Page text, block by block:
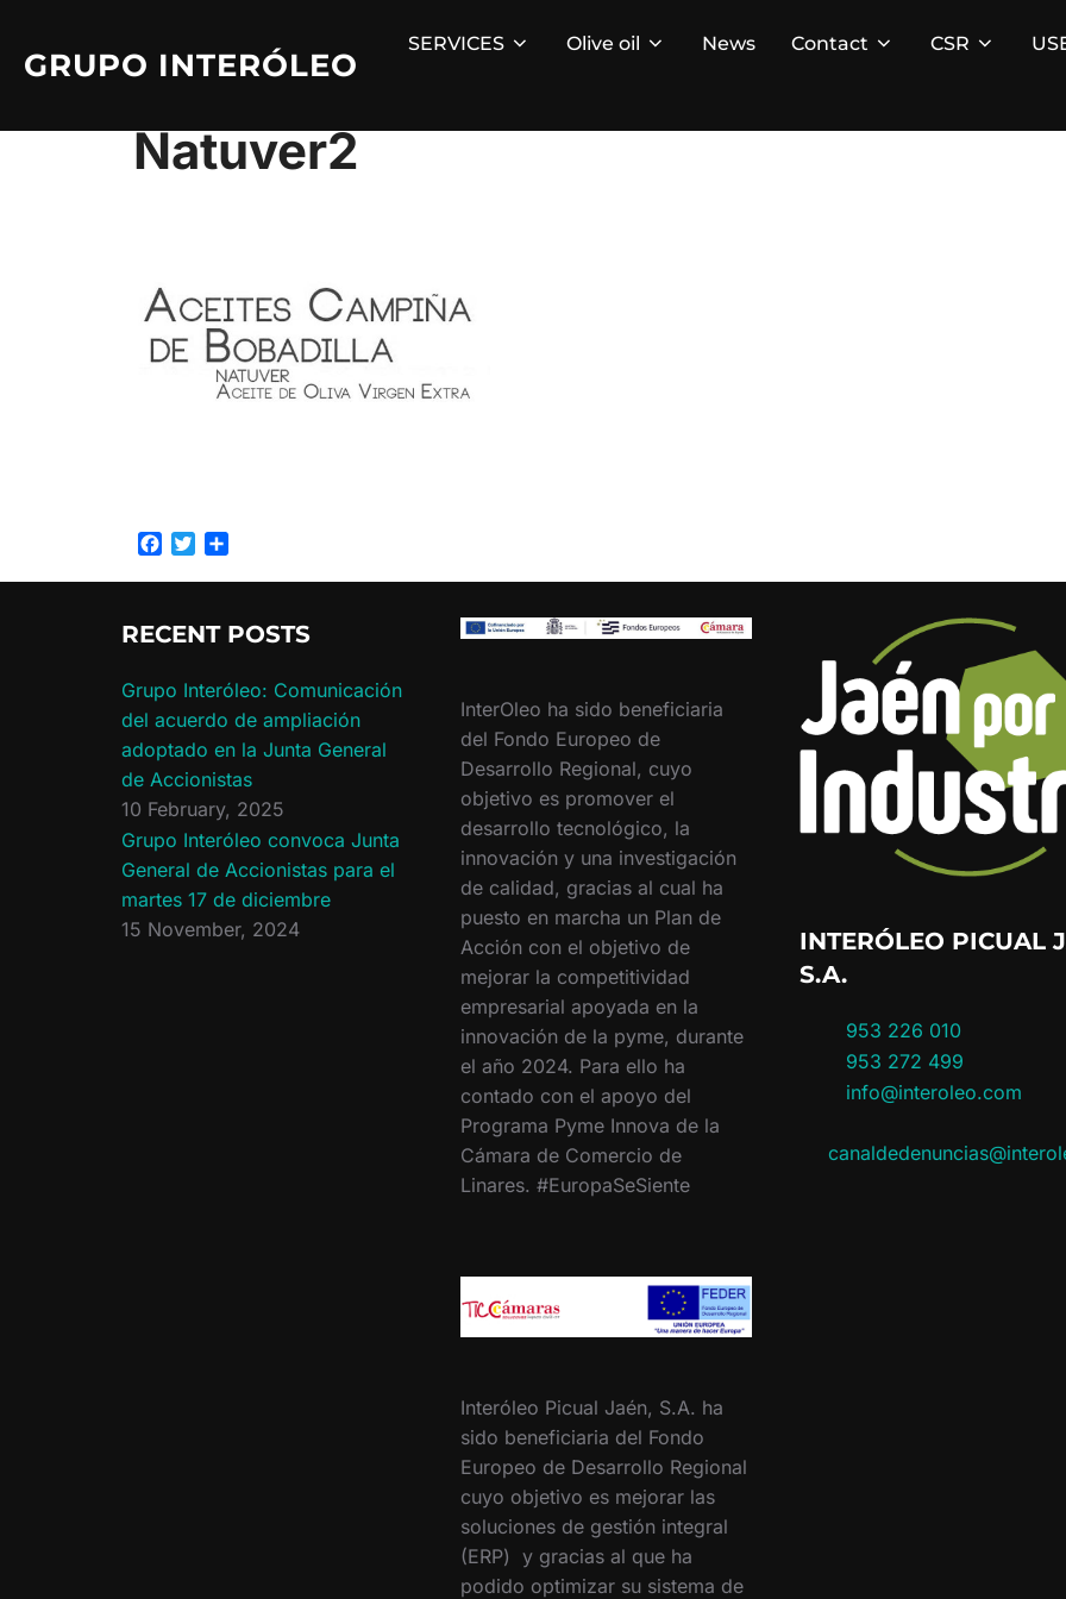
content
GRUPO INTERÓLEO
SERVICES Olive oil News Contact CSR
Natuver2
b
o
k
t
r
e
RECENT POSTS
Grupo Interóleo: Comunicación
del acuerdo de ampliación
adoptado en la Junta General
de Accionistas
10 February, 2025
Grupo Interóleo convoca Junta
General de Accionistas para el
martes 17 de diciembre
15 November, 2024
InterOleo ha sido beneficiaria
del Fondo Europeo de
Desarrollo Regional, cuyo
objetivo es promover el
desarrollo tecnológico, la
innovación y una investigación
de calidad, gracias al cual ha
puesto en marcha un Plan de
Acción con el objetivo de
mejorar la competitividad
empresarial apoyada en la
innovación de la pyme, durante
el año 2024. Para ello ha
contado con el apoyo del
Programa Pyme Innova de la
Cámara de Comercio de
Linares. #EuropaSeSiente
Interóleo Picual Jaén, S.A. ha
sido beneficiaria del Fondo
Europeo de Desarrollo Regional
cuyo objetivo es mejorar las
soluciones de gestión integral
(ERP) y gracias al que ha
podido optimizar su sistema de
INTERÓLEO PICUAL
S.A.
953 226 010
953 272 499
info@interoleo.com